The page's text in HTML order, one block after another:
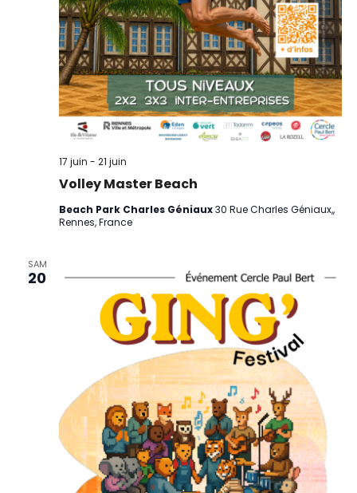
Volley Master Beach
17 juin - 21 juin
Beach Park Charles Géniaux30 Rue Charles Géniaux,,
Rennes, France
SAM
20